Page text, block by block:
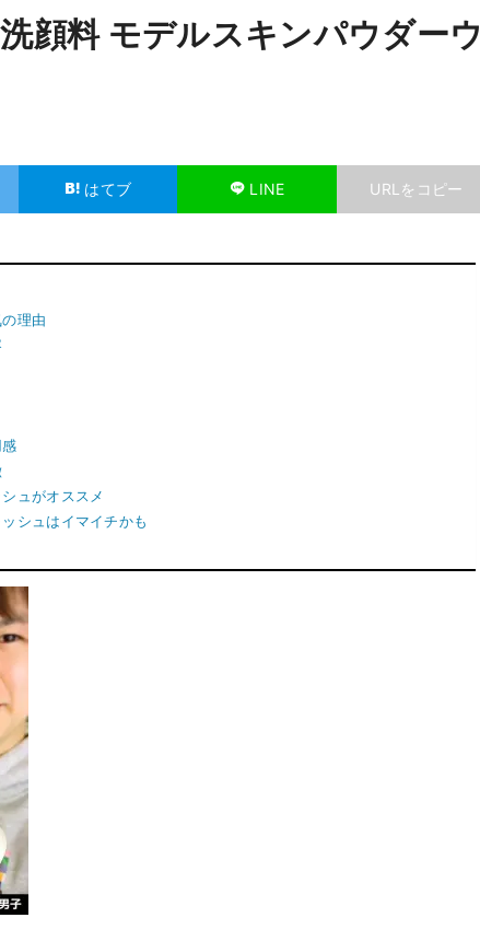
顔料 モデルスキンパウダーウ
はてブ LINE URLをコピー
理由
ュがオススメ
シュはイマイチかも